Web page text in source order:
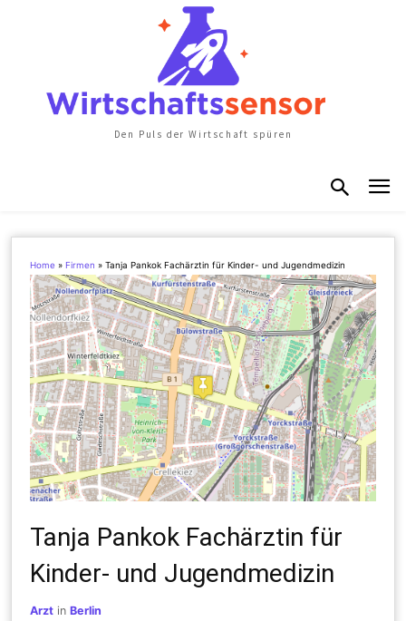
Den Puls der Wirtschaft spüren
Home » Firmen »Tanja Pankok Fachärztin für Kinder- und Jugendmedizin
Tanja Pankok Fachärztin für
Kinder- und Jugendmedizin
Arzt inBerlin